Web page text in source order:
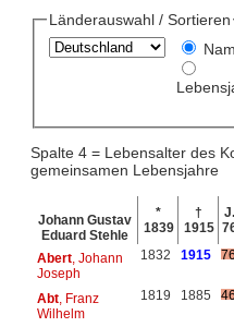
Länderauswahl / Sortieren
Spalte 4 = Lebensalter des
gemeinsamen Lebensjahre
Johann Gustav
Eduard Stehle
*
1839
†
1915
J.
Abert, Johann
Joseph
1832 1915 76
Abt, Franz
Wilhelm
1819 1885 46